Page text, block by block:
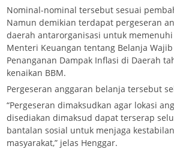
Nominal-nominal tersebut sesuai
Namun demikian terdapat pergeseran
daerah antarorganisasi untuk
Menteri Keuangan tentang Belanja Wajib
Penanganan Dampak Inflasi di Daerah
kenaikan BBM.
Pergeseran anggaran belanja tersebut
“Pergeseran dimaksudkan agar lokasi
disediakan dimaksud dapat terserap
bantalan sosial untuk menjaga
masyarakat,” jelas Henggar.